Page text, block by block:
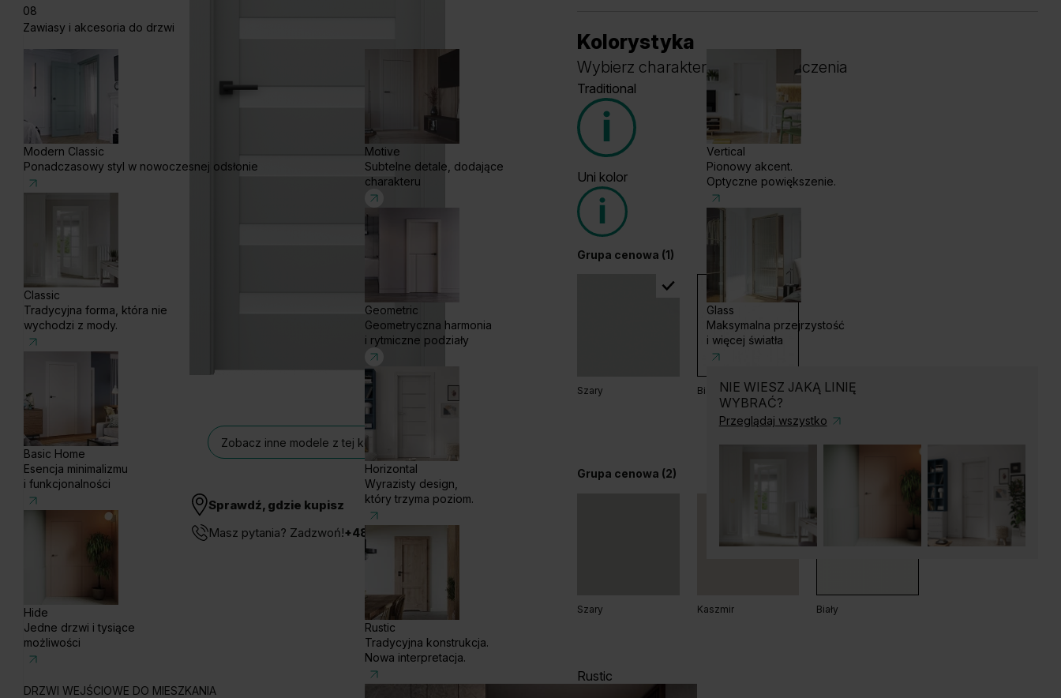
08
Zawiasy i akcesoria do drzwi
Modern Classic
Ponadczasowy styl w nowoczesnej odsłonie
Classic
Tradycyjna forma, która nie
wychodzi z mody.
Basic Home
Esencja minimalizmu
i funkcjonalności
Hide
Jedne drzwi i tysiące
możliwości
Motive
Subtelne detale, dodające
charakteru
Geometric
Geometryczna harmonia
i rytmiczne podziały
Horizontal
Wyrazisty design,
który trzyma poziom.
Rustic
Tradycyjna konstrukcja.
Nowa interpretacja.
Vertical
Pionowy akcent.
Optyczne powiększenie.
Glass
Maksymalna przejrzystość
i więcej światła
NIE WIESZ JAKĄ LINIĘ
WYBRAĆ?
Przeglądaj wszystko
DRZWI WEJŚCIOWE DO MIESZKANIA
Zobacz inne modele z tej kolekcji
Sprawdź, gdzie kupisz
Masz pytania? Zadzwoń!+48 585 858 056
Kolorystyka
Wybierz charakter i kolor wykończenia
Traditional
Grupa cenowa (1)
Wenge White Dąb Ciemny
Dąb Matowy Ciemny Dąb Matowy Dąb Naturalny
Uni kolor
Grupa cenowa (1)
Szary Biały
Grupa cenowa (2)
Szary Kaszmir Biały
Rustic